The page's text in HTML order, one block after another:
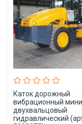
Каток дорожный
вибрационный мини
двухвальцовый
гидравлический